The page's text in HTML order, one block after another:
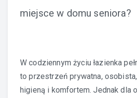
miejsce w domu seniora?
W codziennym życiu łazienka
to przestrzeń prywatna,
higieną i komfortem. Jednak dla